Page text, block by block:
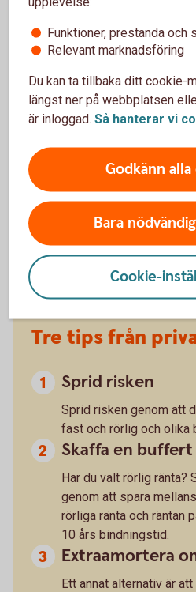
Arturo Arques
Privatekonom
Tre tips från
Sprid risken
Sprid risken genom att
fast och rörlig och olika
Skaffa en buffert
Har du valt rörlig ränta?
genom att spara
rörliga ränta och räntan
10 års bindningstid.
Extraamortera
Ett annat alternativ är
Funktioner, prestanda och
Relevant marknadsföring
Du kan ta tillbaka ditt cookie-
längst ner på webbplatsen
är inloggad. Så hanterar vi
Godkänn
Bara
Cookie-